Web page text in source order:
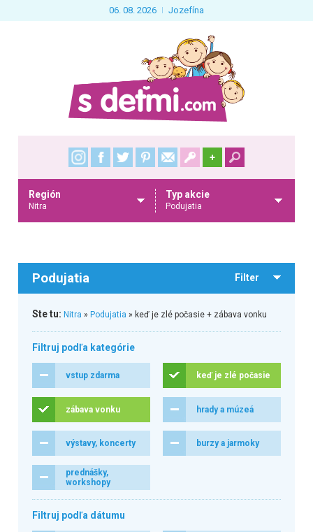
06. 08. 2026 Jozefína
+
Región
Nitra
Typ akcie
Podujatia
Podujatia Filter
Ste tu: Nitra » Podujatia » keď je zlé počasie + zábava vonku
Filtruj podľa kategórie
vstup zdarma keď je zlé počasie
zábava vonku hrady a múzeá
výstavy, koncerty burzy a jarmoky
prednášky,
workshopy
Filtruj podľa dátumu